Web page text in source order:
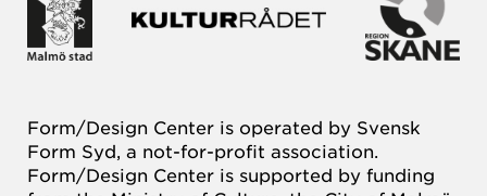
Form/Design Center is operated by Svensk
Form Syd, a not-for-profit association.
Form/Design Center is supported by funding